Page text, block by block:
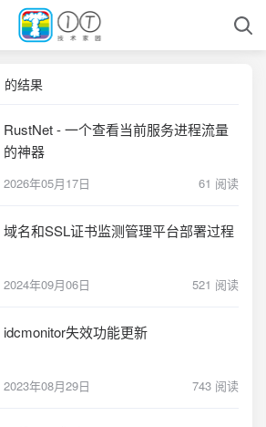
的结果
RustNet - 一个查看当前服务进程流量
的神器
2026年05月17日 61 阅读
域名和SSL证书监测管理平台部署过程
2024年09月06日 521 阅读
idcmonitor失效功能更新
2023年08月29日 743 阅读